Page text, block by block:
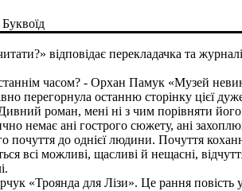
відповідає перекладачка та
часом? - Орхан Памук «Музей
перегорнула останню сторінку цієї дуже
роман, мені ні з чим порівняти його
немає ані гострого сюжету, ані
почуття до однієї людини. Почуття
всі можливі, щасливі й нещасні,
«Троянда для Лiзи». Це рання повість